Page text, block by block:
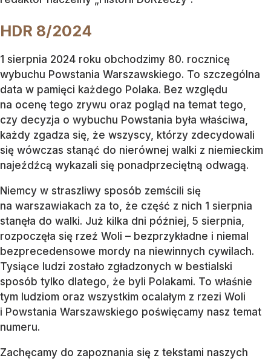
HDR 8/2024
1 sierpnia 2024 roku obchodzimy 80. rocznicę
wybuchu Powstania Warszawskiego. To szczególna
data w pamięci każdego Polaka. Bez względu
na ocenę tego zrywu oraz pogląd na temat tego,
czy decyzja o wybuchu Powstania była właściwa,
każdy zgadza się, że wszyscy, którzy zdecydowali
się wówczas stanąć do nierównej walki z niemieckim
najeźdźcą wykazali się ponadprzeciętną odwagą.
Niemcy w straszliwy sposób zemścili się
na warszawiakach za to, że część z nich 1 sierpnia
stanęła do walki. Już kilka dni później, 5 sierpnia,
rozpoczęła się rzeź Woli – bezprzykładne i niemal
bezprecedensowe mordy na niewinnych cywilach.
Tysiące ludzi zostało zgładzonych w bestialski
sposób tylko dlatego, że byli Polakami. To właśnie
tym ludziom oraz wszystkim ocalałym z rzezi Woli
i Powstania Warszawskiego poświęcamy nasz temat
numeru.
Zachęcamy do zapoznania się z tekstami naszych